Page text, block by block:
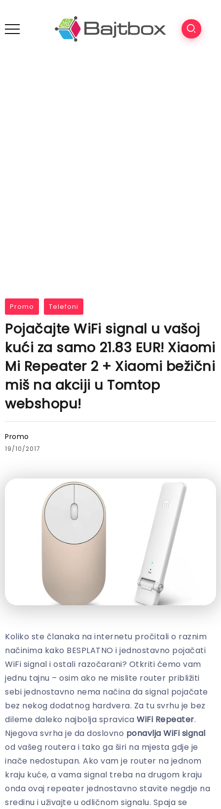
Promo Telefoni
Pojačajte WiFi signal u vašoj
kući za samo 21.83 EUR! Xiaomi
Mi Repeater 2 + Xiaomi bežični
miš na akciji u Tomtop
webshopu!
Promo
19/10/2017
Koliko ste članaka na internetu pročitali o raznim
načinima kako BESPLATNO i jednostavno pojačati
WiFi signal i ostali razočarani? Otkriti ćemo vam
jednu tajnu – osim ako ne mislite router približiti
sebi jednostavno nema načina da signal pojačate
bez nekog dodatnog hardvera. Za tu svrhu je bez
dileme daleko najbolja spravica WiFi Repeater.
Njegova svrha je da doslovno ponavlja WiFi signal
od vašeg routera i tako ga širi na mjesta gdje je
inače nedostupan. Ako vam je router na jednom
kraju kuće, a vama signal treba na drugom kraju
onda ovaj repeater jednostavno stavite negdje na
sredinu i uživajte u odličnom signalu. Spaja se